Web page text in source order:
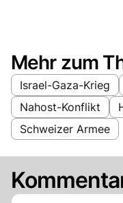
Mehr zum
Israel-Gaza-Krieg
Nahost-Konflikt
Schweizer Armee